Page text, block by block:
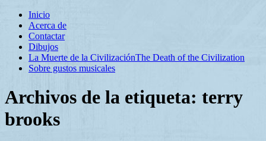
Inicio
Acerca de
Contactar
Dibujos
La Muerte de la CivilizaciónThe Death of the Civilization
Sobre gustos musicales
Archivos de la etiqueta: terry
brooks